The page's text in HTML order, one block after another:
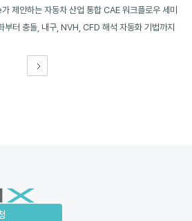
안하는 자동차 산업 통합 CAE 워크플로우 세미
터 충돌, 내구, NVH, CFD 해석 자동화 기법까지